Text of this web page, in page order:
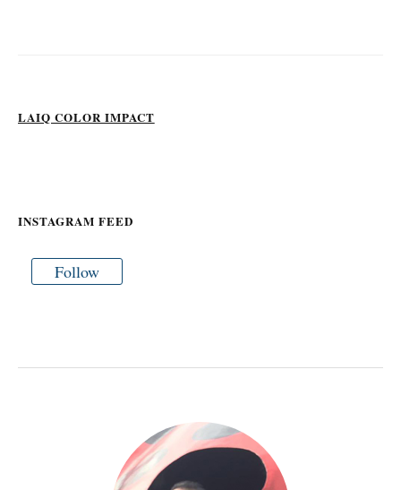
ま
す
LAIQ COLOR IMPACT
INSTAGRAM FEED
Follow